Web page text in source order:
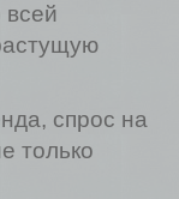
всей
спрос на
только